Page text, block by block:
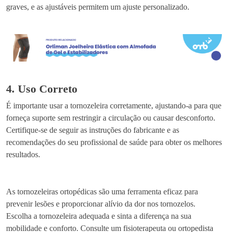
graves, e as ajustáveis permitem um ajuste personalizado.
4. Uso Correto
É importante usar a tornozeleira corretamente, ajustando-a para que
forneça suporte sem restringir a circulação ou causar desconforto.
Certifique-se de seguir as instruções do fabricante e as
recomendações do seu profissional de saúde para obter os melhores
resultados.
As tornozeleiras ortopédicas são uma ferramenta eficaz para
prevenir lesões e proporcionar alívio da dor nos tornozelos.
Escolha a tornozeleira adequada e sinta a diferença na sua
mobilidade e conforto. Consulte um fisioterapeuta ou ortopedista